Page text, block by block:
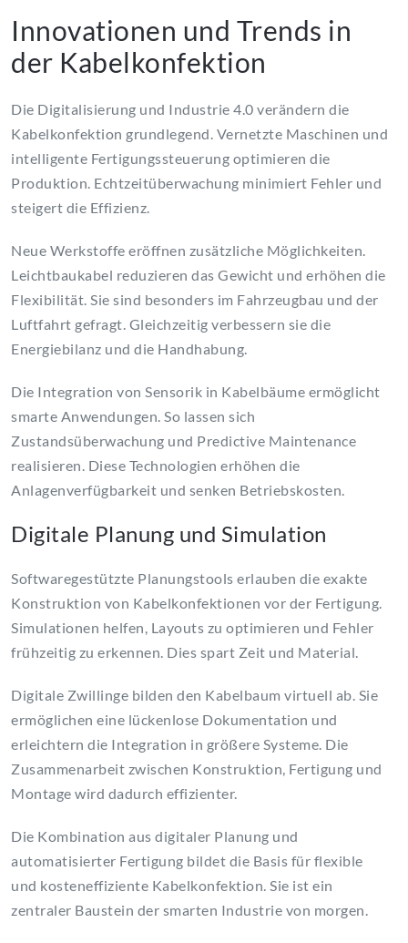
Innovationen und Trends in
der Kabelkonfektion
Die Digitalisierung und Industrie 4.0 verändern die
Kabelkonfektion grundlegend. Vernetzte Maschinen und
intelligente Fertigungssteuerung optimieren die
Produktion. Echtzeitüberwachung minimiert Fehler und
steigert die Effizienz.
Neue Werkstoffe eröffnen zusätzliche Möglichkeiten.
Leichtbaukabel reduzieren das Gewicht und erhöhen die
Flexibilität. Sie sind besonders im Fahrzeugbau und der
Luftfahrt gefragt. Gleichzeitig verbessern sie die
Energiebilanz und die Handhabung.
Die Integration von Sensorik in Kabelbäume ermöglicht
smarte Anwendungen. So lassen sich
Zustandsüberwachung und Predictive Maintenance
realisieren. Diese Technologien erhöhen die
Anlagenverfügbarkeit und senken Betriebskosten.
Digitale Planung und Simulation
Softwaregestützte Planungstools erlauben die exakte
Konstruktion von Kabelkonfektionen vor der Fertigung.
Simulationen helfen, Layouts zu optimieren und Fehler
frühzeitig zu erkennen. Dies spart Zeit und Material.
Digitale Zwillinge bilden den Kabelbaum virtuell ab. Sie
ermöglichen eine lückenlose Dokumentation und
erleichtern die Integration in größere Systeme. Die
Zusammenarbeit zwischen Konstruktion, Fertigung und
Montage wird dadurch effizienter.
Die Kombination aus digitaler Planung und
automatisierter Fertigung bildet die Basis für flexible
und kosteneffiziente Kabelkonfektion. Sie ist ein
zentraler Baustein der smarten Industrie von morgen.